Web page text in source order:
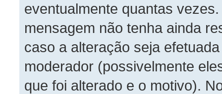
eventualmente quantas
mensagem não tenha ainda
caso a alteração seja
moderador (possivelmente
que foi alterado e o motivo).